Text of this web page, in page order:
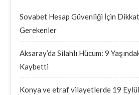
Sovabet Hesap Güvenliği İçin
Gerekenler
Aksaray’da Silahlı Hücum: 9
Kaybetti
Konya ve etraf vilayetlerde 19